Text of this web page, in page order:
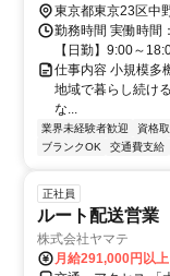
東京都東京23区中
勤務時間 実働時間
【日勤】9:00～
仕事内容 小規模多
地域で暮らし続け
な...
業界未経験者歓迎 資格
ブランクOK
交通費支給
正社員
ルート配送営業
株式会社ヤマテ
月給291,000円以上